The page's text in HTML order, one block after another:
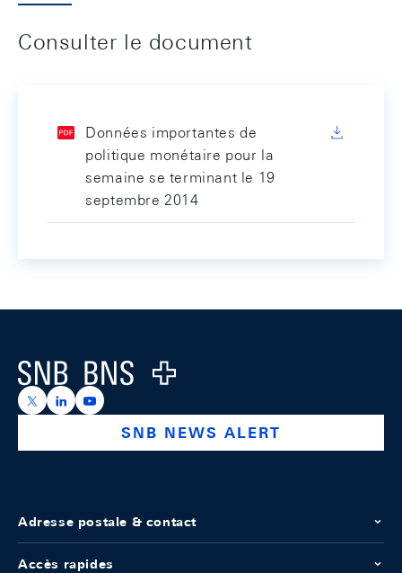
Consulter le document
Données importantes de
politique monétaire pour la
semaine se terminant le 19
septembre 2014
Logo
https://x.com/snb_bns
https://ch.linkedin.com/company/swiss-national-
https://www.youtube.com/@swissnationalbank
SNB NEWS ALERT
Adresse postale & contact
Accès rapides